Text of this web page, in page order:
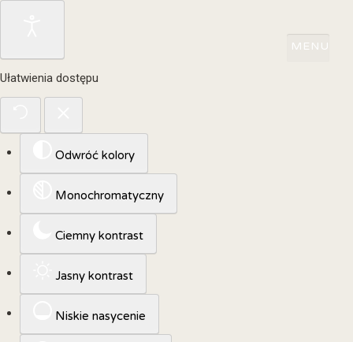
Ułatwienia dostępu
Odwróć kolory
Monochromatyczny
Ciemny kontrast
Jasny kontrast
Niskie nasycenie